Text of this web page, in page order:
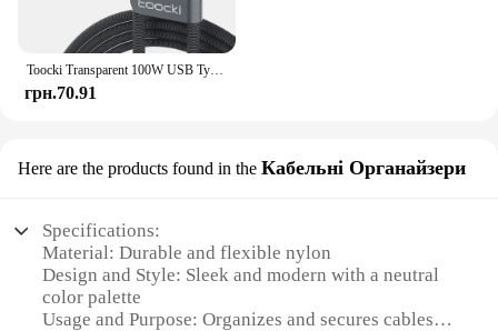
Toocki Transparent 100W USB Type C to USB C C Cable for Macbook Samsung Huawei Xiaomi POCO PD Fast Charging 5A USB Type C Cable
грн.70.91
Here are the products found in the Кабельні Органайзери
Specifications:
Material: Durable and flexible nylon
Design and Style: Sleek and modern with a neutral
color palette
Usage and Purpose: Organizes and secures cables